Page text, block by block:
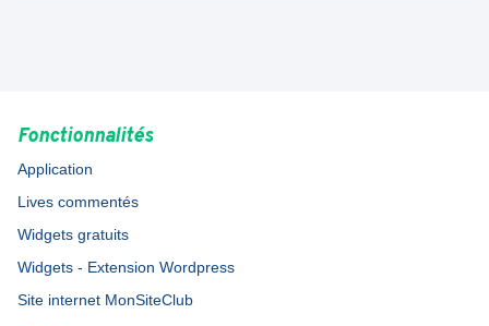
Fonctionnalités
Application
Lives commentés
Widgets gratuits
Widgets - Extension Wordpress
Site internet MonSiteClub